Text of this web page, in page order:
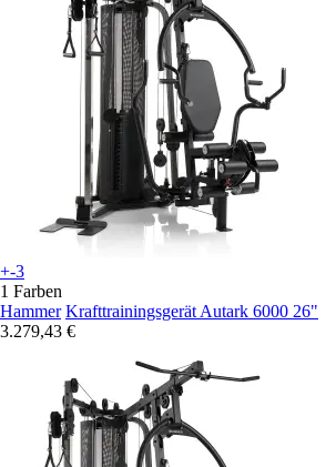
+-3
1 Farben
Hammer Krafttrainingsgerät Autark 6000 26"
3.279,43 €